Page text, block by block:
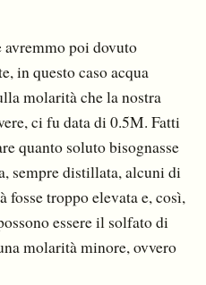
avremmo poi dovuto
in questo caso acqua
molarità che la nostra
ci fu data di 0.5M. Fatti
quanto soluto bisognasse
sempre distillata, alcuni di
troppo elevata e, così,
essere il solfato di
molarità minore, ovvero